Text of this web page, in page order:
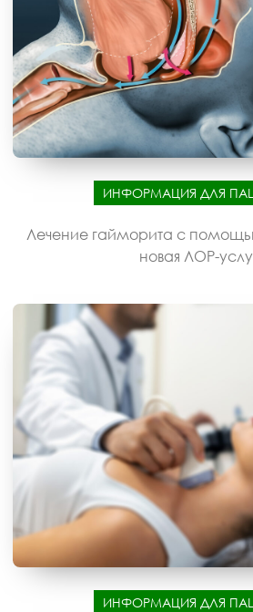
ИНФОРМАЦИЯ ДЛЯ
Лечение гайморита с
новая ЛОР-
ИНФОРМАЦИЯ ДЛЯ